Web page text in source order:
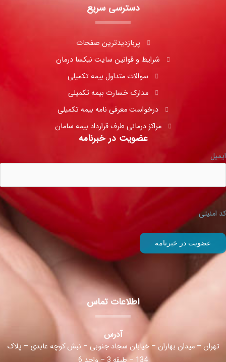
دسترسی سریع
پربازدیدترین صفحات
شرایط و قوانین سایت نیکسا درمان
سوالات متداول بیمه تکمیلی
مدارک خسارت بیمه تکمیلی
درخواست معرفی نامه بیمه تکمیلی
مراکز درمانی طرف قرارداد بیمه سامان
عضویت در خبرنامه
ایمیل
کد امنیتی
اطلاعات تماس
آدرس
تهران – میدان بهاران – خیابان سجاد جنوبی – نبش کوچه عابدی – پلاک